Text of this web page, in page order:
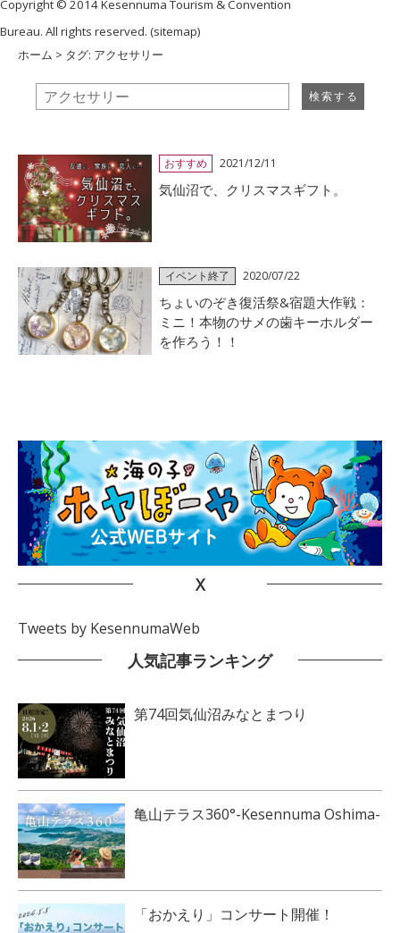
Copyright © 2014 Kesennuma Tourism & Convention
Bureau. All rights reserved. (sitemap)
ホーム > タグ: アクセサリー
おすすめ 2021/12/11
気仙沼で、クリスマスギフト。
イベント終了 2020/07/22
ちょいのぞき復活祭&宿題大作戦：
ミニ！本物のサメの歯キーホルダー
を作ろう！！
X
Tweets by KesennumaWeb
人気記事ランキング
第74回気仙沼みなとまつり
亀山テラス360°-Kesennuma Oshima-
「おかえり」コンサート開催！